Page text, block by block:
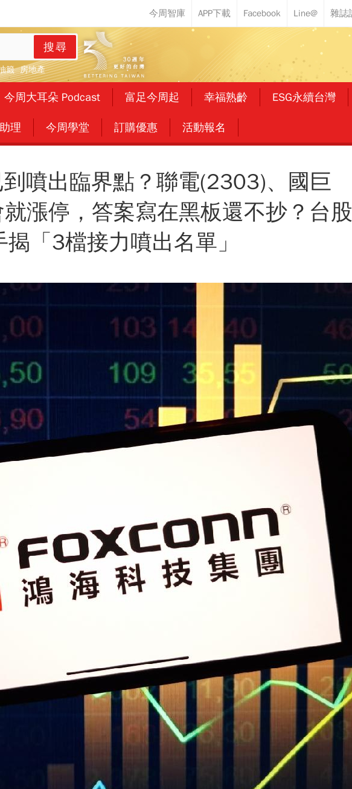
搜尋
籤 房地產
今周大耳朵 Podcast 富足今周起 幸福熟齡 ESG永續台灣
理 今周學堂 訂購優惠 活動報名
噴出臨界點？聯電(2303)、國巨
漲停，答案寫在黑板還不抄？台股
揭「3檔接力噴出名單」